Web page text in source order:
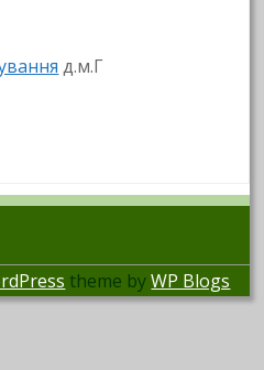
д.м.Г
theme byWP Blogs